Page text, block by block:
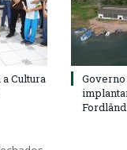
Cultura